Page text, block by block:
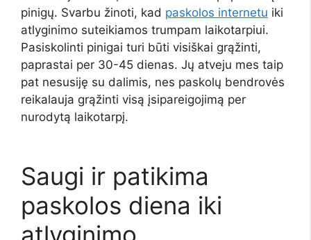
pinigų. Svarbu žinoti, kad paskolos internetu iki
atlyginimo suteikiamos trumpam laikotarpiui.
Pasiskolinti pinigai turi būti visiškai grąžinti,
paprastai per 30-45 dienas. Jų atveju mes taip
pat nesusiję su dalimis, nes paskolų bendrovės
reikalauja grąžinti visą įsipareigojimą per
nurodytą laikotarpį.
Saugi ir patikima
paskolos diena iki